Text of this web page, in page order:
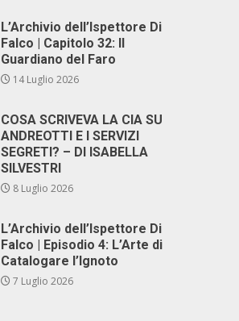
L’Archivio dell’Ispettore Di
Falco | Capitolo 32: Il
Guardiano del Faro
14 Luglio 2026
COSA SCRIVEVA LA CIA SU
ANDREOTTI E I SERVIZI
SEGRETI? – DI ISABELLA
SILVESTRI
8 Luglio 2026
L’Archivio dell’Ispettore Di
Falco | Episodio 4: L’Arte di
Catalogare l’Ignoto
7 Luglio 2026